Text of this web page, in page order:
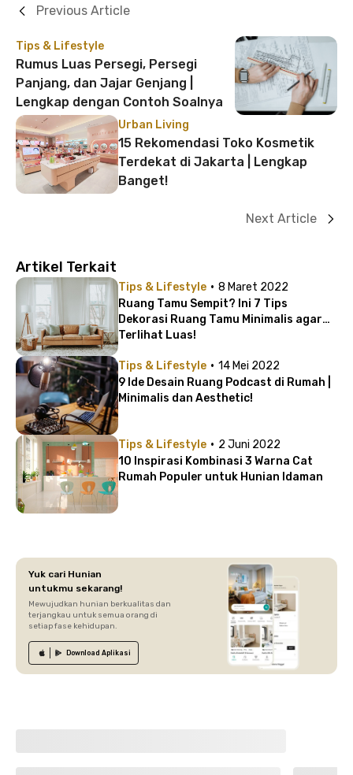
Tips & Lifestyle
Rumus Luas Persegi, Persegi
Panjang, dan Jajar Genjang |
Lengkap dengan Contoh Soalnya
Previous Article
Urban Living
15 Rekomendasi Toko Kosmetik
Terdekat di Jakarta | Lengkap
Banget!
Next Article
Artikel Terkait
Tips & Lifestyle · 8 Maret 2022
Ruang Tamu Sempit? Ini 7 Tips
Dekorasi Ruang Tamu Minimalis agar
Terlihat Luas!
Tips & Lifestyle · 14 Mei 2022
9 Ide Desain Ruang Podcast di Rumah |
Minimalis dan Aesthetic!
Tips & Lifestyle · 2 Juni 2022
10 Inspirasi Kombinasi 3 Warna Cat
Rumah Populer untuk Hunian Idaman
Yuk cari Hunian
untukmu sekarang!
Mewujudkan hunian berkualitas dan
terjangkau untuk semua orang di
setiap fase kehidupan.
Download Aplikasi